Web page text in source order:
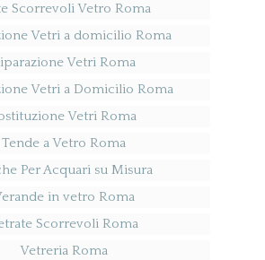
Scorrevoli Vetro Roma
Vetri a domicilio Roma
Vetri Roma
Vetri a Domicilio Roma
Vetri Roma
Tende a Vetro Roma
Per Acquari su Misura
in vetro Roma
Scorrevoli Roma
Vetreria Roma